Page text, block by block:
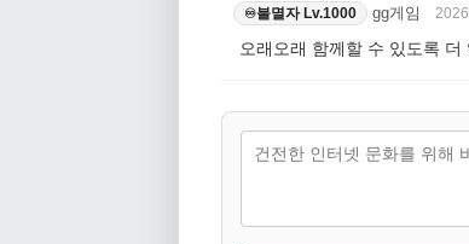
♾️불멸자 Lv.1000 gg게임
오래오래 함께할 수 있도록